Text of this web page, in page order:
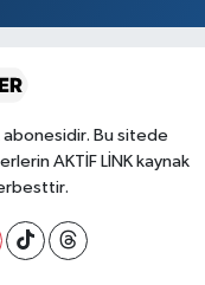
abonesidir. Bu sitede
AKTİF LİNK kaynak